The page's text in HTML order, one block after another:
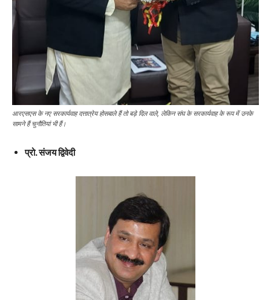
आरएसएस के नए सरकार्यवाह दत्तात्रेय होसबाले हैं तो बड़े दिल वाले, लेकिन संघ के सरकार्यवाह के रूप में उनके
सामने हैं चुनौतियां भी हैं।
प्रो. संजय द्विवेदी